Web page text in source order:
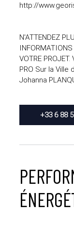
http://
N'ATTENDEZ
VOTRE
PRO Sur la Ville
Johanna
+33 6 88